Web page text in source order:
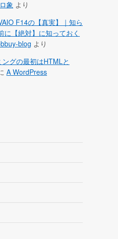
象 より
F14の【真実】｜知ら
に【絶対】に知っておく
blog より
ングの最初はHTMLと
A WordPress